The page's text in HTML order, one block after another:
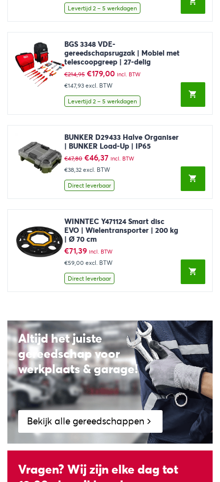
Levertijd 2 – 5 werkdagen
BGS 3348 VDE-
gereedschapsrugzak | Mobiel met
telescoopgreep | 27-delig
€214,95 Oorspronkelijke
prijs
was:
€214,95.
€179,00Huidige
€179,00.
incl. BTW
€147,93 excl. BTW
Levertijd 2 – 5 werkdagen
BUNKER D29433 Halve Organiser
| BUNKER Load-Up | IP65
€47,80 Oorspronkelijke
prijs
was:
€47,80.
€46,37Huidige
prijs
is:
€46,37.
incl. BTW
€38,32 excl. BTW
Direct leverbaar
WINNTEC Y471124 Smart disc
EVO | Wielentransporter | 200 kg
| Ø 70 cm
€71,39 incl. BTW
€59,00 excl. BTW
Direct leverbaar
Altijd het juiste
gereedschap voor
werkplaats & garage!
Bekijk alle gereedschappen
Vragen? Wij zijn elke dag tot